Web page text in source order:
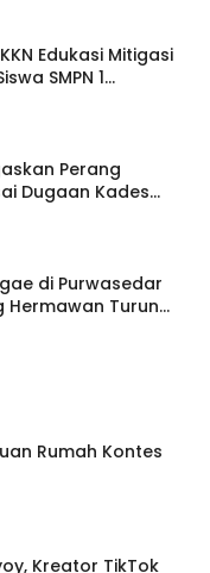
Edukasi Mitigasi
SMPN 1
Perang
Dugaan Kades
di Purwasedar
Hermawan Turun
Rumah Kontes
Kreator TikTok